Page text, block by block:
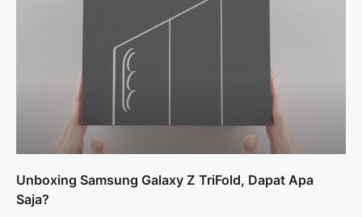
Unboxing Samsung Galaxy Z TriFold, Dapat Apa
Saja?